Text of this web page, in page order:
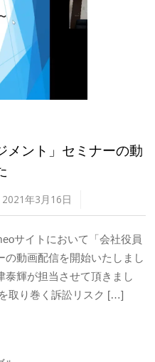
メント」セミナーの動
2021年3月16日
サイトにおいて「会社役員
動画配信を開始いたしまし
泰輝が担当させて頂きまし
取り巻く訴訟リスク […]